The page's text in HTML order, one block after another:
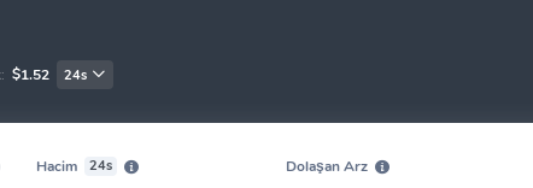
$1.52 24s
Hacim 24s Dolaşan Arz